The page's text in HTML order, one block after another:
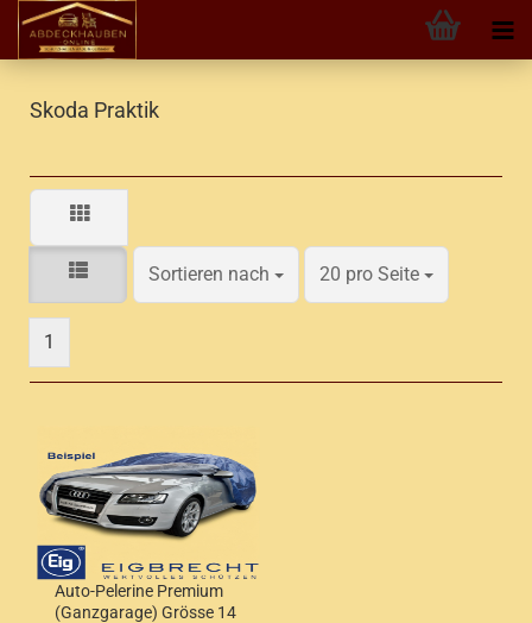
Skoda Praktik
Sortieren nach
Sortieren nach 20 pro Seite
pro Seite
1
Auto-Pelerine Premium
(Ganzgarage) Grösse 14